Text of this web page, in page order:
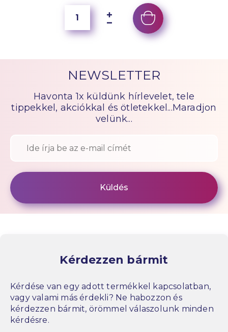
NEWSLETTER
Havonta 1x küldünk hírlevelet, tele
tippekkel, akciókkal és ötletekkel...Maradjon
velünk...
Kérdezzen bármit
Kérdése van egy adott termékkel kapcsolatban,
vagy valami más érdekli? Ne habozzon és
kérdezzen bármit, örömmel válaszolunk minden
kérdésre.